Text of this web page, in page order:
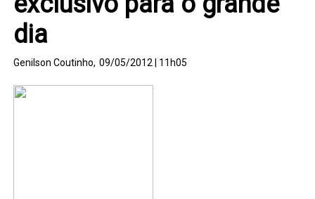
dia
Genilson Coutinho, 09/05/2012 | 11h05